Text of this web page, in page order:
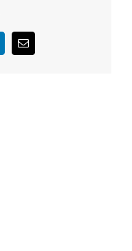
Correo